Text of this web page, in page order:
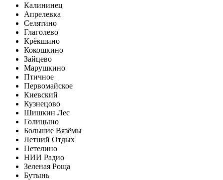
Калининец
Апрелевка
Селятино
Глаголево
Крёкшино
Кокошкино
Зайцево
Марушкино
Птичное
Первомайское
Киевский
Кузнецово
Шишкин Лес
Голицыно
Большие Вязёмы
Летний Отдых
Петелино
НИИ Радио
Зеленая Роща
Бутынь